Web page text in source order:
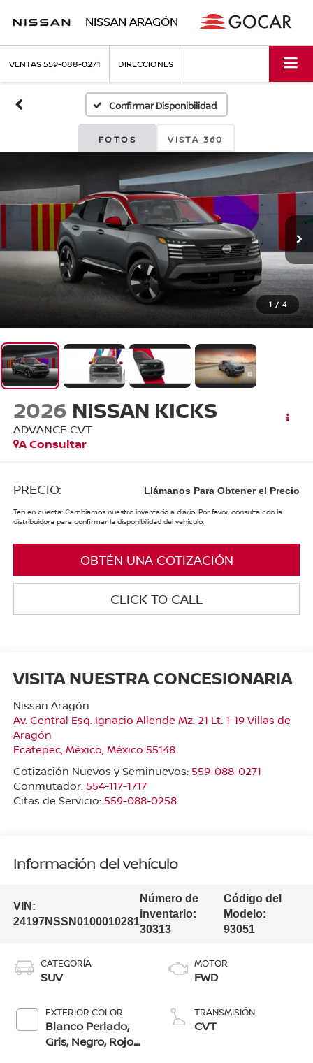
NISSAN ARAGÓN
VENTAS559-088-0271 DIRECCIONES
Confirmar Disponibilidad
FOTOS VISTA 360
1 / 4
2026 NISSAN KICKS
ADVANCE CVT
A Consultar
PRECIO: Llámanos Para Obtener el Precio
Ten en cuenta: Cambiamos nuestro inventario a diario. Por favor, consulta con la
distribuidora para confirmar la disponibilidad del vehículo.
OBTÉN UNA COTIZACIÓN
CLICK TO CALL
VISITA NUESTRA CONCESIONARIA
Nissan Aragón
Av. Central Esq. Ignacio Allende Mz. 21 Lt. 1-19 Villas de
Aragón
Ecatepec, México , México 55148
Cotización Nuevos y Seminuevos: 559-088-0271
Conmutador: 554-117-1717
Citas de Servicio: 559-088-0258
Información del vehículo
VIN:
24197NSSN0100010281
Número de
inventario:
30313
Código del
Modelo:
93051
CATEGORÍA
SUV
EXTERIOR COLOR
Blanco Perlado,
Gris, Negro, Rojo
MOTOR
FWD
TRANSMISIÓN
CVT